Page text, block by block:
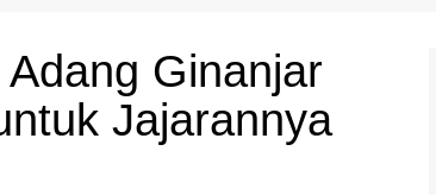
Ginanjar
Jajarannya